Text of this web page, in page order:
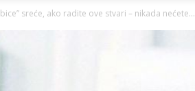
sreće, ako radite ove stvari – nikada nećete...